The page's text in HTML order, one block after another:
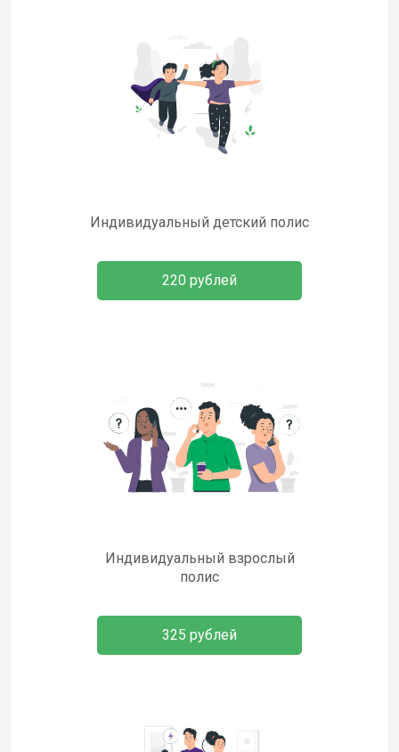
Индивидуальный детский полис
220 рублей
Индивидуальный взрослый
полис
325 рублей